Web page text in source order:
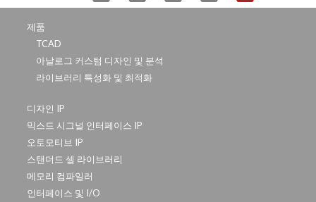
제품
TCAD
아날로그 커스텀 디자인 및 분석
라이브러리 특성화 및 최적화
디자인 IP
믹스드 시그널 인터페이스 IP
오토모티브 IP
스탠더드 셀 라이브러리
메모리 컴파일러
인터페이스 및 I/O